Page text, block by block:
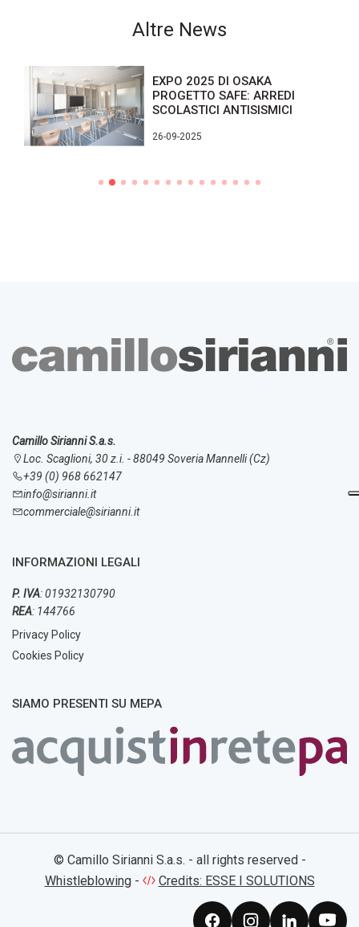
Altre News
EXPO 2025 DI OSAKA
PROGETTO SAFE: ARREDI
SCOLASTICI ANTISISMICI
26-09-2025
Camillo Sirianni S.a.s.
Loc. Scaglioni, 30 z.i. - 88049 Soveria Mannelli (Cz)
+39 (0) 968 662147
info@sirianni.it
commerciale@sirianni.it
INFORMAZIONI LEGALI
P. IVA: 01932130790
REA: 144766
Privacy Policy
Cookies Policy
SIAMO PRESENTI SU MEPA
© Camillo Sirianni S.a.s. - all rights reserved -
Whistleblowing- Credits: ESSE I SOLUTIONS